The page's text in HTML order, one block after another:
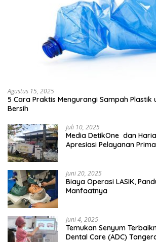
Agustus 15, 2025
5 Cara Praktis Mengurangi Sampah Plastik
Bersih
Juli 10, 2025
Media DetikOne dan
Apresiasi Pelayanan
Juni 20, 2025
Biaya Operasi LASIK,
Manfaatnya
Juni 4, 2025
Temukan Senyum
Dental Care (ADC)